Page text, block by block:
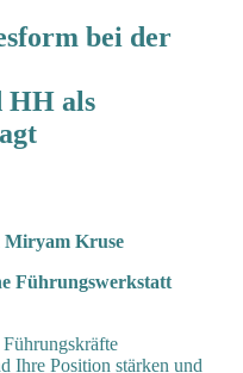
bei der
HH als
Miryam Kruse
Führungswerkstatt
Ihre Position stärken und